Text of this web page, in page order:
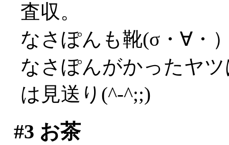
査収。
なさぽんも靴(σ・∀・
なさぽんがかったヤ
は見送り(^-^;;)
#3 お茶